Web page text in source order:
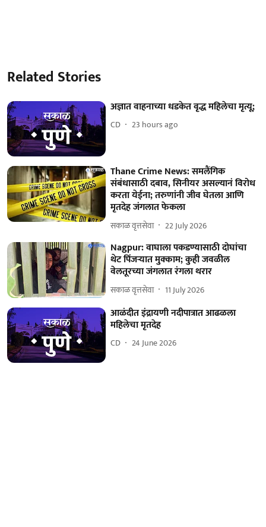
Related Stories
अज्ञात वाहनाच्या धडकेत वृद्ध महिलेचा मृत्यू;
CD 23 hours ago
Thane Crime News: समलैंगिक
संबंधासाठी दबाव, सिनीयर असल्यानं विरोध
करता येईना; तरुणांनी जीव घेतला आणि
मृतदेह जंगलात फेकला
सकाळ वृत्तसेवा 22 July 2026
Nagpur: वाघाला पकडण्यासाठी दोघांचा
थेट पिंजऱ्यात मुक्काम; कुही जवळील
वेलतूरच्या जंगलात रंगला थरार
सकाळ वृत्तसेवा 11 July 2026
आळंदीत इंद्रायणी नदीपात्रात आढळला
महिलेचा मृतदेह
CD 24 June 2026